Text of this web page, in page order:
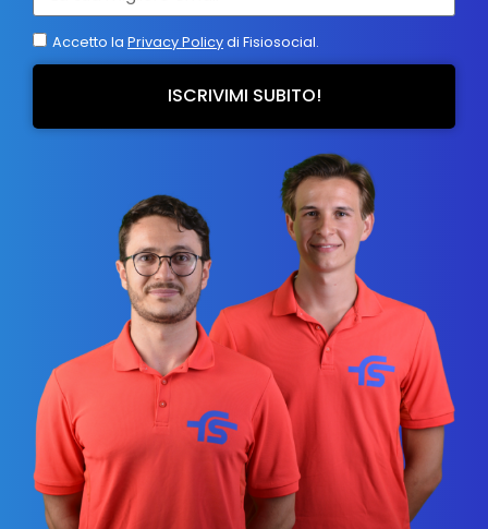
Accetto la Privacy Policydi Fisiosocial.
ISCRIVIMI SUBITO!